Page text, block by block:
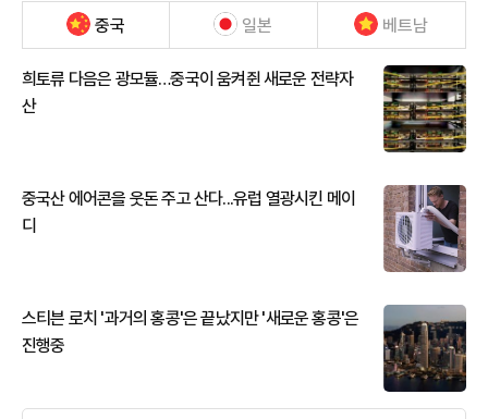
중국 일본 베트남
희토류 다음은 광모듈…중국이 움켜쥔 새로운 전략자
산
중국산 에어콘을 웃돈 주고 산다...유럽 열광시킨 메이
디
스티븐 로치 '과거의 홍콩'은 끝났지만 '새로운 홍콩'은
진행중